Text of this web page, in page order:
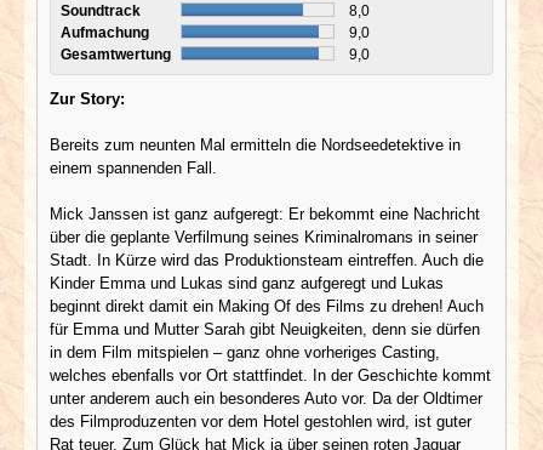
Soundtrack
8,0
Aufmachung
9,0
Gesamtwertung
9,0
Zur Story:
Bereits zum neunten Mal ermitteln die Nordseedetektive in
einem spannenden Fall.
Mick Janssen ist ganz aufgeregt: Er bekommt eine Nachricht
über die geplante Verfilmung seines Kriminalromans in seiner
Stadt. In Kürze wird das Produktionsteam eintreffen. Auch die
Kinder Emma und Lukas sind ganz aufgeregt und Lukas
beginnt direkt damit ein Making Of des Films zu drehen! Auch
für Emma und Mutter Sarah gibt Neuigkeiten, denn sie dürfen
in dem Film mitspielen – ganz ohne vorheriges Casting,
welches ebenfalls vor Ort stattfindet. In der Geschichte kommt
unter anderem auch ein besonderes Auto vor. Da der Oldtimer
des Filmproduzenten vor dem Hotel gestohlen wird, ist guter
Rat teuer. Zum Glück hat Mick ja über seinen roten Jaguar